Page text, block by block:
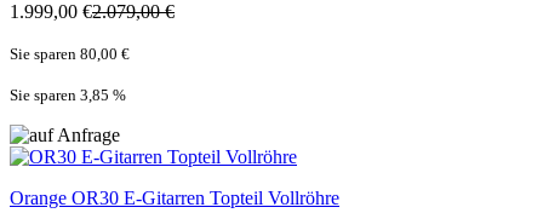
1.999,00 €2.079,00 €
Sie sparen 80,00 €
Sie sparen 3,85 %
Orange OR30 E-Gitarren Topteil Vollröhre